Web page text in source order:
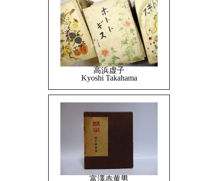
高浜虚子
Kyoshi Takahama
富澤赤黄男